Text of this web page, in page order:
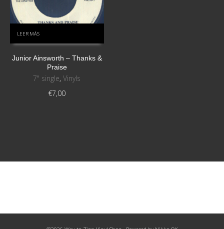
LEER MÁS
Junior Ainsworth – Thanks &
Praise
7" single,Vinyls
€7,00